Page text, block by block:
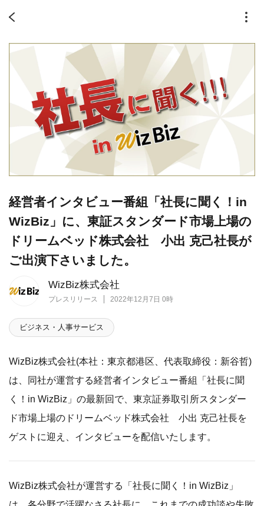
WizBiz株式会社
プレスリリース 2022年12月7日 0時
経営者インタビュー番組「社長に聞く！in
WizBiz」に、東証スタンダード市場上場の
ドリームベッド株式会社 小出 克己社長が
ご出演下さいました。
ビジネス・人事サービス
WizBiz株式会社(本社：東京都港区、代表取締役：新谷哲)
は、同社が運営する経営者インタビュー番組「社長に聞
く！in WizBiz」の最新回で、東京証券取引所スタンダー
ド市場上場のドリームベッド株式会社 小出 克己社長を
ゲストに迎え、インタビューを配信いたします。
WizBiz株式会社が運営する「社長に聞く！in WizBiz」